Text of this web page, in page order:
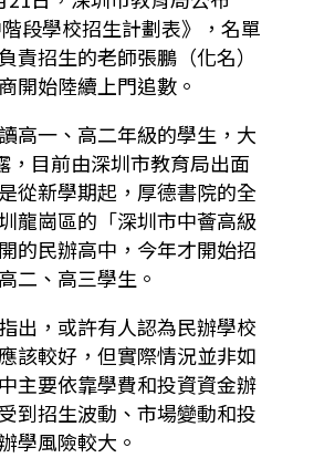
段學校招生計劃表》，名單
責招生的老師張鵬（化名）
開始陸續上門追數。
高一、高二年級的學生，大
，目前由深圳市教育局出面
從新學期起，厚德書院的全
龍崗區的「深圳市中薈高級
的民辦高中，今年才開始招
二、高三學生。
出，或許有人認為民辦學校
該較好，但實際情況並非如
主要依靠學費和投資資金辦
到招生波動、市場變動和投
學風險較大。